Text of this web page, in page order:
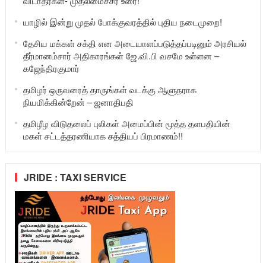
யாழில் இன்று முதல் போக்குவரத்தில் புதிய நடைமுறை!
தேசிய மக்கள் சக்தி என அடையாளப்படுத்தப்படினும் அரசியல்
தீர்மானம்சார் அதிகாரங்கள் ஜே.வி.பி வசமே உள்ளன –
கஜேந்திரகுமார்
தமிழர் ஒருவரைத் தாருங்கள் வடக்கு ஆளுநராக
நியமிக்கின்றேன் – ஜனாதிபதி
தமிழீழ விடுதலைப் புலிகள் அமைப்பின் மூத்த தளபதியின்
மகள் சட்டத்தரணியாக சத்தியப் பிரமாணம்!!
JRIDE : TAXI SERVICE